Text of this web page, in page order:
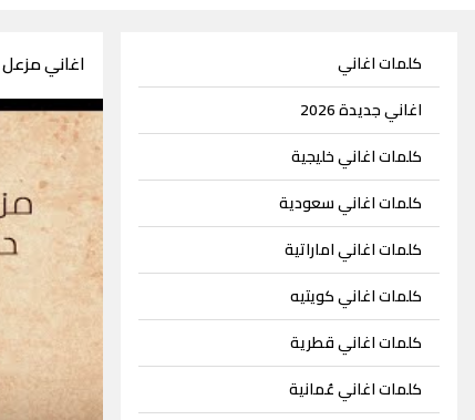
كلمات اغاني
اغاني جديدة 2026
كلمات اغاني خليجية
كلمات اغاني سعودية
كلمات اغاني اماراتية
كلمات اغاني كويتيه
كلمات اغاني قطرية
كلمات اغاني عُمانية
اغاني مزعل